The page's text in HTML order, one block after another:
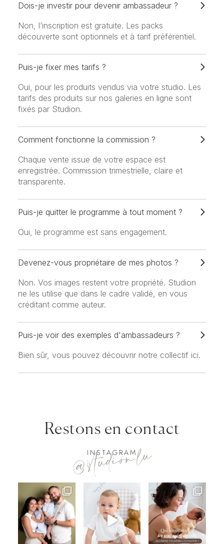
Dois-je investir pour devenir ambassadeur ?
Non, l’inscription est gratuite. Les packs
découverte sont optionnels et à tarif préférentiel.
Puis-je fixer mes tarifs ?
Oui, pour les produits vendus via votre studio. Les
tarifs des produits sur nos galeries en ligne sont
fixés par Studion.
Comment fonctionne la commission ?
Chaque vente issue de votre espace est
enregistrée. Commission trimestrielle, claire et
transparente.
Puis-je quitter le programme à tout moment ?
Oui, le programme est sans engagement.
Devenez-vous propriétaire de mes photos ?
Non. Vos images restent votre propriété. Studion
ne les utilise que dans le cadre validé, en vous
créditant comme auteur.
Puis-je voir des exemples d'ambassadeurs ?
Bien sûr, vous pouvez découvrir notre collectif ici.
Restons en contact
INSTAGRAM
@studion.lu